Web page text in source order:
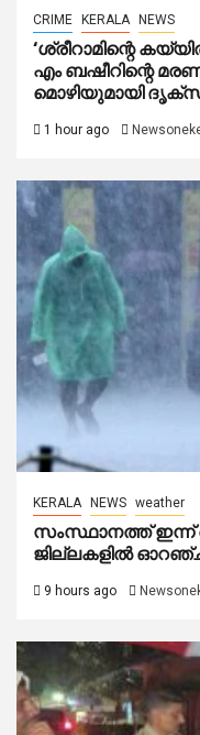
CRIME KERALA NEWS
‘ശ്രീറാമിന്റെ
എം ബഷീറിന്റെ
മൊഴിയുമായി
1 hour ago
KERALA NEWS weather
സംസ്ഥാനത്ത് ഇന്ന്
ജില്ലകളിൽ
9 hours ago